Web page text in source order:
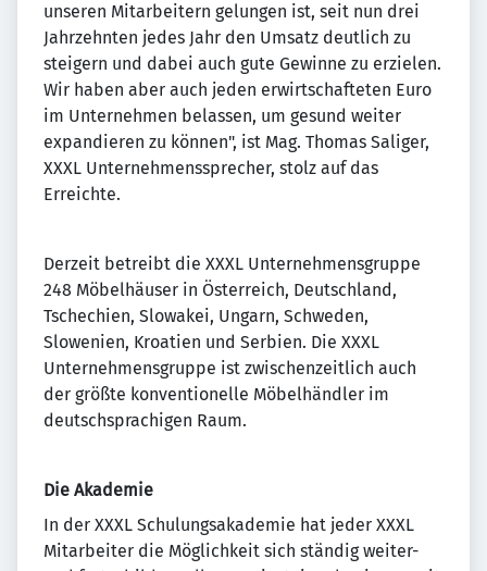
unseren Mitarbeitern gelungen ist, seit nun drei
Jahrzehnten jedes Jahr den Umsatz deutlich zu
steigern und dabei auch gute Gewinne zu erzielen.
Wir haben aber auch jeden erwirtschafteten Euro
im Unternehmen belassen, um gesund weiter
expandieren zu können", ist Mag. Thomas Saliger,
XXXL Unternehmenssprecher, stolz auf das
Erreichte.
Derzeit betreibt die XXXL Unternehmensgruppe
248 Möbelhäuser in Österreich, Deutschland,
Tschechien, Slowakei, Ungarn, Schweden,
Slowenien, Kroatien und Serbien. Die XXXL
Unternehmensgruppe ist zwischenzeitlich auch
der größte konventionelle Möbelhändler im
deutschsprachigen Raum.
Die Akademie
In der XXXL Schulungsakademie hat jeder XXXL
Mitarbeiter die Möglichkeit sich ständig weiter-